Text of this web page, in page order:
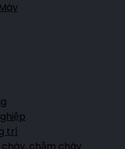
Hòa Bình
Phủ Lý, Hà Nam
trí